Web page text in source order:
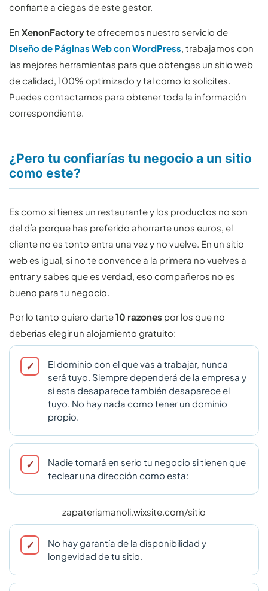
confiarte a ciegas de este gestor.
En XenonFactoryte ofrecemos nuestro servicio de
Diseño de Páginas Web con WordPress, trabajamos con
las mejores herramientas para que obtengas un sitio web
de calidad, 100% optimizado y tal como lo solicites.
Puedes contactarnos para obtener toda la información
correspondiente.
¿Pero tu confiarías tu negocio a un sitio
como este?
Es como si tienes un restaurante y los productos no son
del día porque has preferido ahorrarte unos euros, el
cliente no es tonto entra una vez y no vuelve. En un sitio
web es igual, si no te convence a la primera no vuelves a
entrar y sabes que es verdad, eso compañeros no es
bueno para tu negocio.
Por lo tanto quiero darte10 razones por los que no
deberías elegir un alojamiento gratuito:
El dominio con el que vas a trabajar, nunca
será tuyo. Siempre dependerá de la empresa y
si esta desaparece también desaparece el
tuyo. No hay nada como tener un dominio
propio.
Nadie tomará en serio tu negocio si tienen que
teclear una dirección como esta:
zapateriamanoli.wixsite.com/sitio
No hay garantía de la disponibilidad y
longevidad de tu sitio.